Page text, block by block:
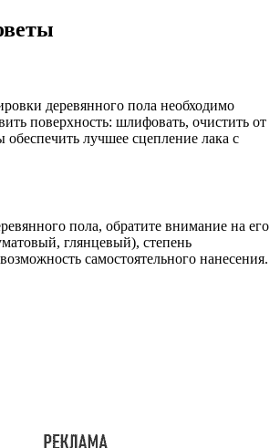
деревянного пола необходимо
поверхность: шлифовать, очистить от
лучшее сцепление лака с
пола, обратите внимание на его
глянцевый), степень
самостоятельного нанесения.